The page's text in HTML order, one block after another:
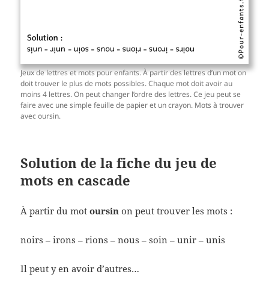
Jeux de lettres et mots pour enfants. À partir des lettres d’un mot on
doit trouver le plus de mots possibles. Chaque mot doit avoir au
moins 4 lettres. On peut changer l’ordre des lettres. Ce jeu peut se
faire avec une simple feuille de papier et un crayon. Mots à trouver
avec oursin.
Solution de la fiche du jeu de
mots en cascade
À partir du motoursin on peut trouver les mots :
noirs – irons – rions – nous – soin – unir – unis
Il peut y en avoir d’autres…